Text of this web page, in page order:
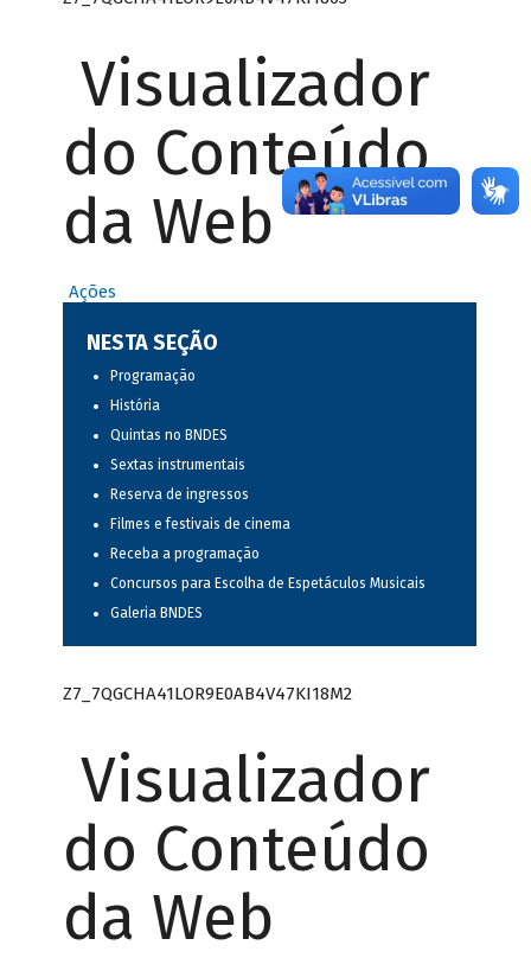
Visualizador
do Conteúdo
da Web
Ações
NESTA SEÇÃO
Programação
História
Quintas no BNDES
Sextas instrumentais
Reserva de ingressos
Filmes e festivais de cinema
Receba a programação
Concursos para Escolha de Espetáculos Musicais
Galeria BNDES
Z7_7QGCHA41LOR9E0AB4V47KI18M2
Visualizador
do Conteúdo
da Web